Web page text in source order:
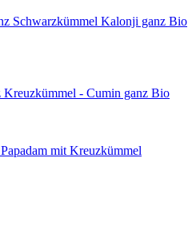
Schwarzkümmel Kalonji ganz Bio
Kreuzkümmel - Cumin ganz Bio
Papadam mit Kreuzkümmel